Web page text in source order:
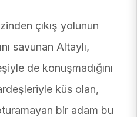
çıkış yolunun
savunan Altaylı,
de konuşmadığını
küs olan,
bir adam bu